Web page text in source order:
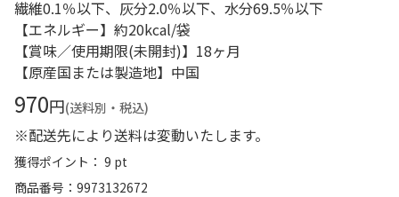
繊維0.1％以下、灰分2.0％以下、水分69.5％以下
【エネルギー】約20kcal/袋
【賞味／使用期限(未開封)】18ヶ月
【原産国または製造地】中国
970円(送料別・税込)
※配送先により送料は変動いたします。
獲得ポイント： 9 pt
商品番号
9973132672